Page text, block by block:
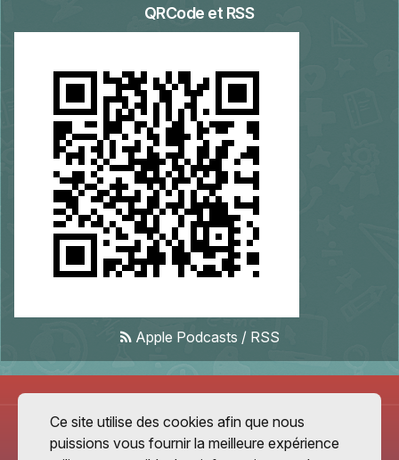
QRCode et RSS
Apple Podcasts / RSS
Ce site utilise des cookies afin que nous
puissions vous fournir la meilleure expérience